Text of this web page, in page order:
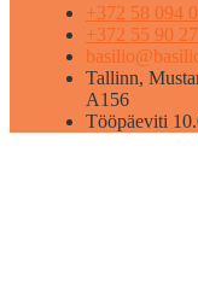
+372 58 094
+372 55 90
Tallinn,
A156
Tööpäeviti